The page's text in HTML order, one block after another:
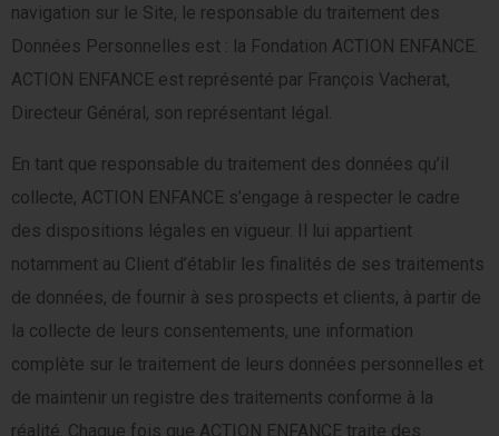
navigation sur le Site, le responsable du traitement des
Données Personnelles est : la Fondation ACTION ENFANCE.
ACTION ENFANCE est représenté par François Vacherat,
Directeur Général, son représentant légal.
En tant que responsable du traitement des données qu’il
collecte, ACTION ENFANCE s’engage à respecter le cadre
des dispositions légales en vigueur. Il lui appartient
notamment au Client d’établir les finalités de ses traitements
de données, de fournir à ses prospects et clients, à partir de
la collecte de leurs consentements, une information
complète sur le traitement de leurs données personnelles et
de maintenir un registre des traitements conforme à la
réalité. Chaque fois que ACTION ENFANCE traite des